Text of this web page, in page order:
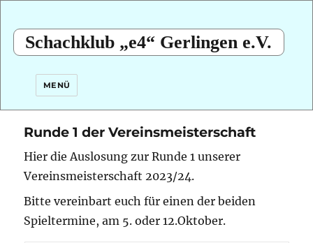
Schachklub „e4“ Gerlingen e.V.
MENÜ
Runde 1 der Vereinsmeisterschaft
Hier die Auslosung zur Runde 1 unserer
Vereinsmeisterschaft 2023/24.
Bitte vereinbart euch für einen der beiden
Spieltermine, am 5. oder 12.Oktober.